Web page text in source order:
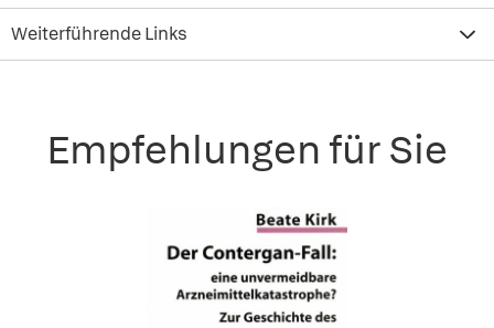
Weiterführende Links
Empfehlungen für Sie